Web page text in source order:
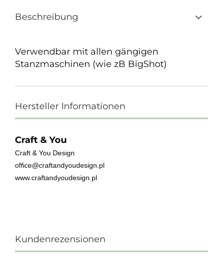
Beschreibung
Verwendbar mit allen gängigen
Stanzmaschinen (wie zB BigShot)
Hersteller Informationen
Craft & You
Craft & You Design
office@craftandyoudesign.pl
www.craftandyoudesign.pl
Kundenrezensionen